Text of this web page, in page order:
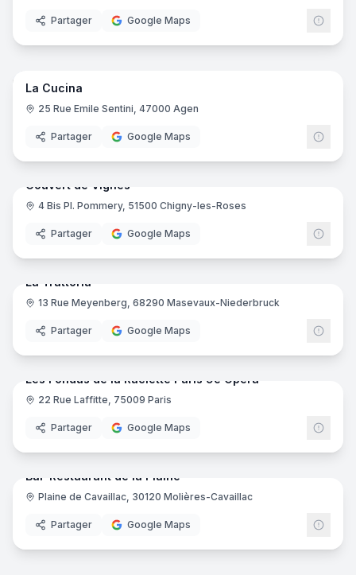
Partager Google Maps
7
La Cucina
25 Rue Emile Sentini, 47000 Agen
Partager Google Maps
Couvert de Vignes
4 Bis Pl. Pommery, 51500 Chigny-les-Roses
Partager Google Maps
18
La Trattoria
13 Rue Meyenberg, 68290 Masevaux-Niederbruck
Partager Google Maps
16
Les Fondus de la Raclette Paris 9e Opéra
22 Rue Laffitte, 75009 Paris
Partager Google Maps
12
Bar-Restaurant de la Plaine
Plaine de Cavaillac, 30120 Molières-Cavaillac
Partager Google Maps
10